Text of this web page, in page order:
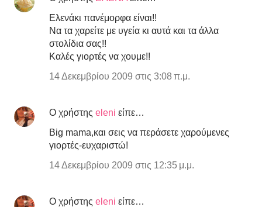
Ελενάκι πανέμορφα είναι!!
Να τα χαρείτε με υγεία κι αυτά και τα άλλα
στολίδια σας!!
Καλές γιορτές να χουμε!!
14 Δεκεμβρίου 2009 στις 3:08 π.μ.
Ο χρήστης eleni είπε…
Big mama,και σεις να περάσετε χαρούμενες
γιορτές-ευχαριστώ!
14 Δεκεμβρίου 2009 στις 12:35 μ.μ.
Ο χρήστης eleni είπε…